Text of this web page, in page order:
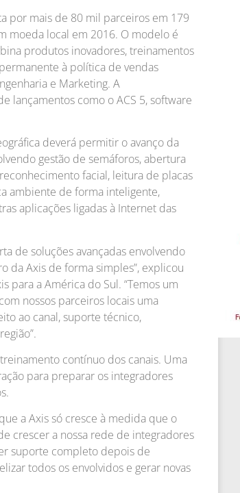
por mais de 80 mil parceiros em 179
moeda local em 2016. O modelo é
produtos inovadores, treinamentos
à política de vendas
e Marketing. A
lançamentos como o ACS 5, software
deverá permitir o avanço da
gestão de semáforos, abertura
facial, leitura de placas
ambiente de forma inteligente,
aplicações ligadas à Internet das
de soluções avançadas envolvendo
da Axis de forma simples”, explicou
para a América do Sul. “Temos um
nossos parceiros locais uma
ao canal, suporte técnico,
contínuo dos canais. Uma
para preparar os integradores
a Axis só cresce à medida que o
crescer a nossa rede de integradores
suporte completo depois de
todos os envolvidos e gerar novas